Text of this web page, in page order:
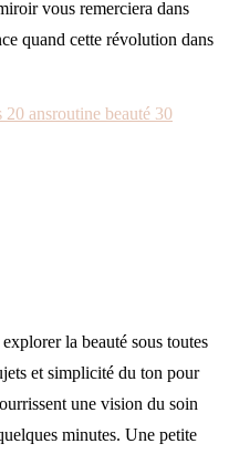
vous remerciera dans
quand cette révolution dans
20 ansroutine beauté 30
la beauté sous toutes
et simplicité du ton pour
une vision du soin
minutes. Une petite